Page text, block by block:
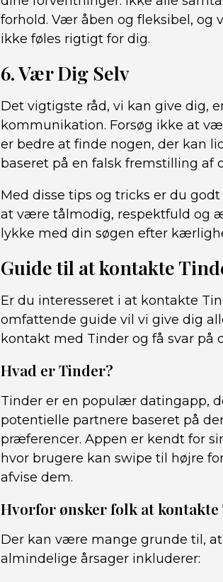
forhold. Vær åben og fleksibel, og
ikke føles rigtigt for dig.
6. Vær Dig Selv
Det vigtigste råd, vi kan give dig,
kommunikation. Forsøg ikke at
er bedre at finde nogen, der kan
baseret på en falsk fremstilling af
Med disse tips og tricks er du
at være tålmodig, respektfuld og
lykke med din søgen efter
Guide til at kontakte
Er du interesseret i at kontakte
omfattende guide vil vi give dig
kontakt med Tinder og få svar på
Hvad er Tinder?
Tinder er en populær datingapp,
potentielle partnere baseret på
præferencer. Appen er kendt for
hvor brugere kan swipe til højre
afvise dem.
Hvorfor ønsker folk at kontakte
Der kan være mange grunde til,
almindelige årsager inkluderer: